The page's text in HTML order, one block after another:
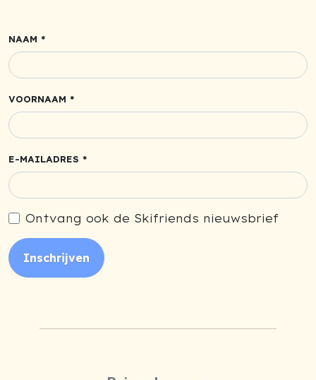
NAAM *
VOORNAAM *
E-MAILADRES *
Ontvang ook de Skifriends nieuwsbrief
Inschrijven